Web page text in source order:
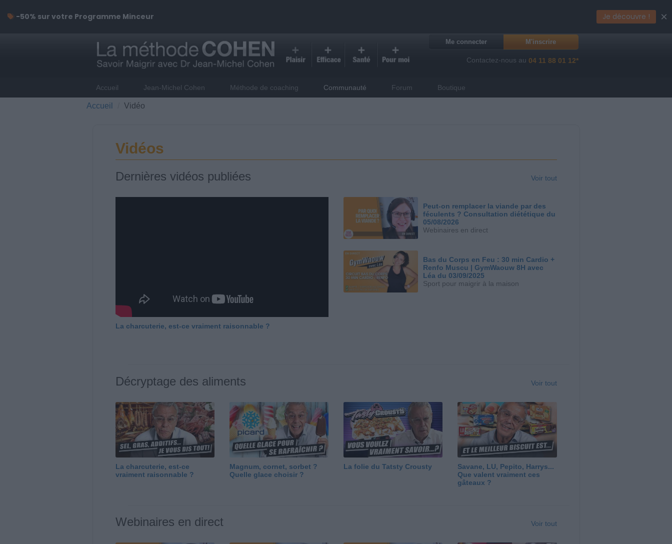
Me connecter M'inscrire
Contactez-nous au 04 11 88 01 12*
Accueil Jean-Michel Cohen Méthode de coaching Communauté Forum Boutique
Accueil Vidéo
Vidéos
Dernières vidéos publiées Voir tout
La charcuterie, est-ce vraiment raisonnable ?
Peut-on remplacer la viande par des
féculents ? Consultation diététique du
05/08/2026
Webinaires en direct
Bas du Corps en Feu : 30 min Cardio +
Renfo Muscu | GymWaouw 8H avec
Léa du 03/09/2025
Sport pour maigrir à la maison
Décryptage des aliments Voir tout
La charcuterie, est-ce
vraiment raisonnable ?
Magnum, cornet, sorbet ?
Quelle glace choisir ?
La folie du Tatsty Crousty
Savane, LU, Pepito, Harrys...
Que valent vraiment ces
gâteaux ?
Webinaires en direct Voir tout
-50% sur votre Programme Minceur Je découvre ! ×